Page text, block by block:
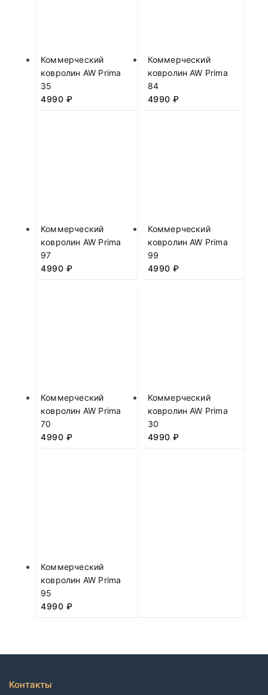
Коммерческий
ковролин AW Prima
35
4990 ₽
Коммерческий
ковролин AW Prima
84
4990 ₽
Коммерческий
ковролин AW Prima
97
4990 ₽
Коммерческий
ковролин AW Prima
99
4990 ₽
Коммерческий
ковролин AW Prima
70
4990 ₽
Коммерческий
ковролин AW Prima
30
4990 ₽
Коммерческий
ковролин AW Prima
95
4990 ₽
Контакты